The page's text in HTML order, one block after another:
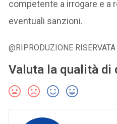
competente a irrogare e a
eventuali sanzioni.
@RIPRODUZIONE RISERVATA
Valuta la qualità